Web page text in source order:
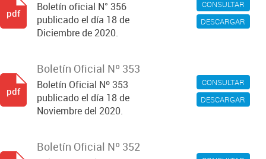
CONSULTAR
DESCARGAR
Boletín oficial N° 356
publicado el día 18 de
Diciembre de 2020.
pdf
CONSULTAR
DESCARGAR
Boletín Oficial Nº 353
Boletín Oficial Nº 353
publicado el día 18 de
Noviembre del 2020.
pdf
Boletín Oficial Nº 352